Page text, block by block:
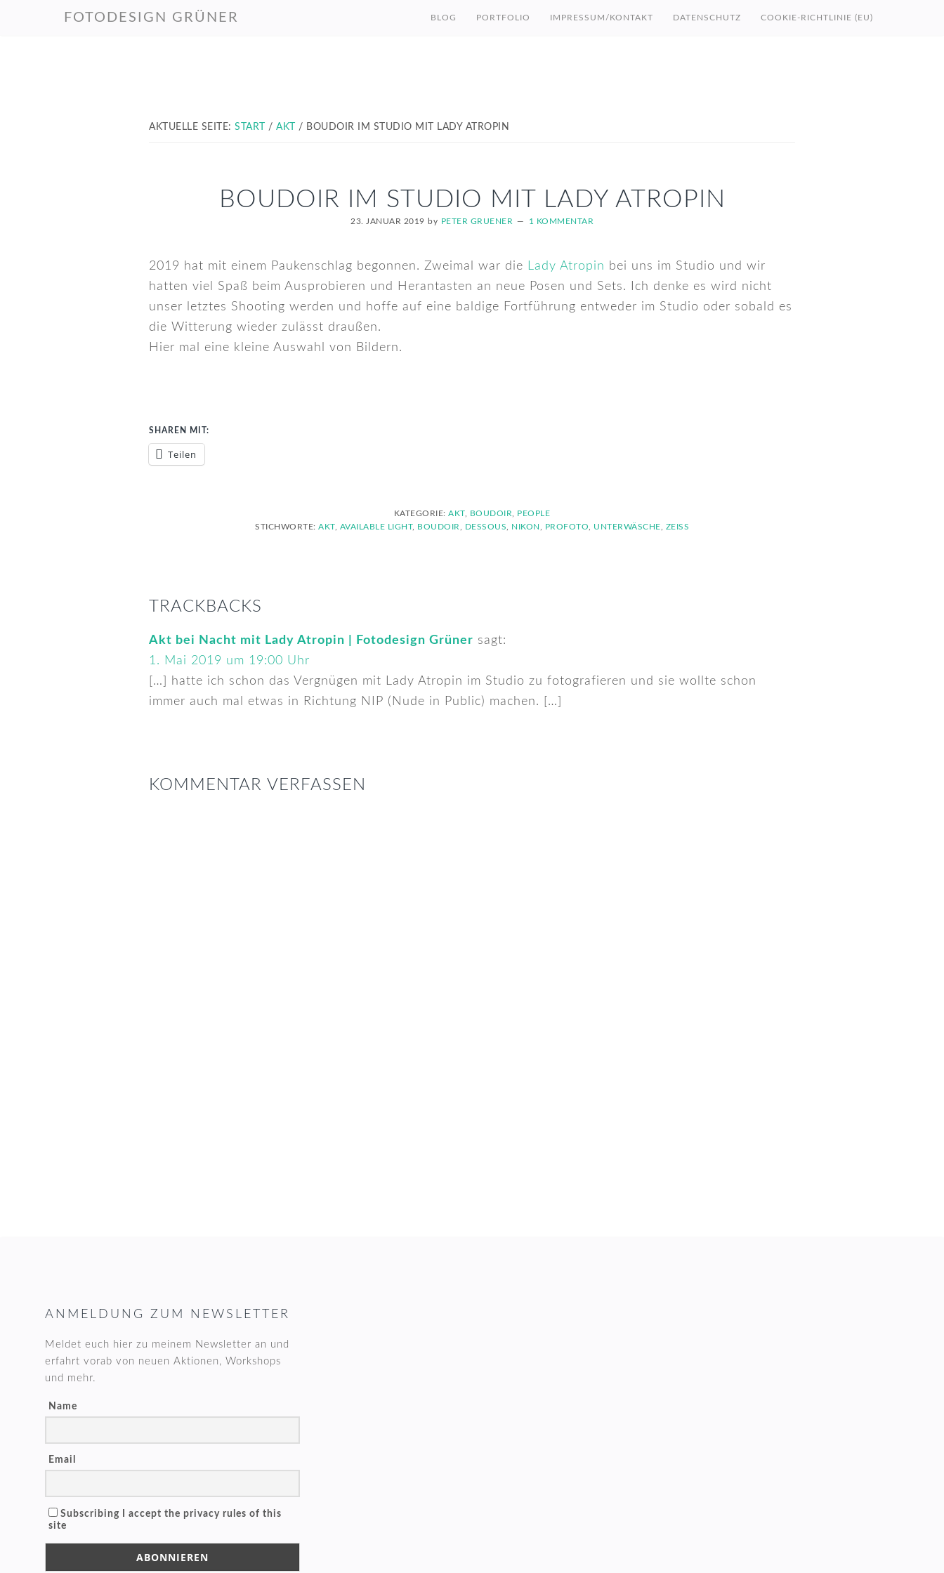
FOTODESIGN GRÜNER BLOG PORTFOLIO IMPRESSUM/KONTAKT DATENSCHUTZ COOKIE-RICHTLINIE (EU)
AKTUELLE SEITE: START / AKT / BOUDOIR IM STUDIO MIT LADY ATROPIN
BOUDOIR IM STUDIO MIT LADY ATROPIN
23. JANUAR 2019 by PETER GRUENER 1 KOMMENTAR
2019 hat mit einem Paukenschlag begonnen. Zweimal war die Lady Atropin bei uns im Studio und wir
hatten viel Spaß beim Ausprobieren und Herantasten an neue Posen und Sets. Ich denke es wird nicht
unser letztes Shooting werden und hoffe auf eine baldige Fortführung entweder im Studio oder sobald es
die Witterung wieder zulässt draußen.
Hier mal eine kleine Auswahl von Bildern.
SHAREN MIT:
Teilen
KATEGORIE:AKT, BOUDOIR
PEOPLE
STICHWORTE: AKT, AVAILABLE LIGHT, BOUDOIR DESSOUS NIKON PROFOTO UNTERWÄSCHE ZEISS
TRACKBACKS
Akt bei Nacht mit Lady Atropin | Fotodesign Grüner sagt:
1. Mai 2019 um 19:00 Uhr
[…] hatte ich schon das Vergnügen mit Lady Atropin im Studio zu fotografieren und sie wollte schon
immer auch mal etwas in Richtung NIP (Nude in Public) machen. […]
KOMMENTAR VERFASSEN
FOOTER
ANMELDUNG ZUM NEWSLETTER
Meldet euch hier zu meinem Newsletter an und
erfahrt vorab von neuen Aktionen, Workshops
und mehr.
Name
Email
Subscribing I accept the privacy rules of this
site